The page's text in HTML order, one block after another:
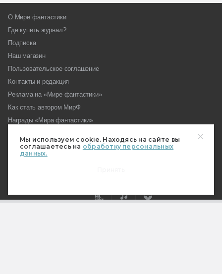
Мы используем cookie. Находясь на сайте вы
соглашаетесь на обработку персональных
данных.
О Мире фантастики
Где купить журнал?
Подписка
Наш магазин
Пользовательское соглашение
Контакты и редакция
Реклама на «Мире фантастики»
Как стать автором МирФ
Награды «Мира фантастики»
Форум МирФ